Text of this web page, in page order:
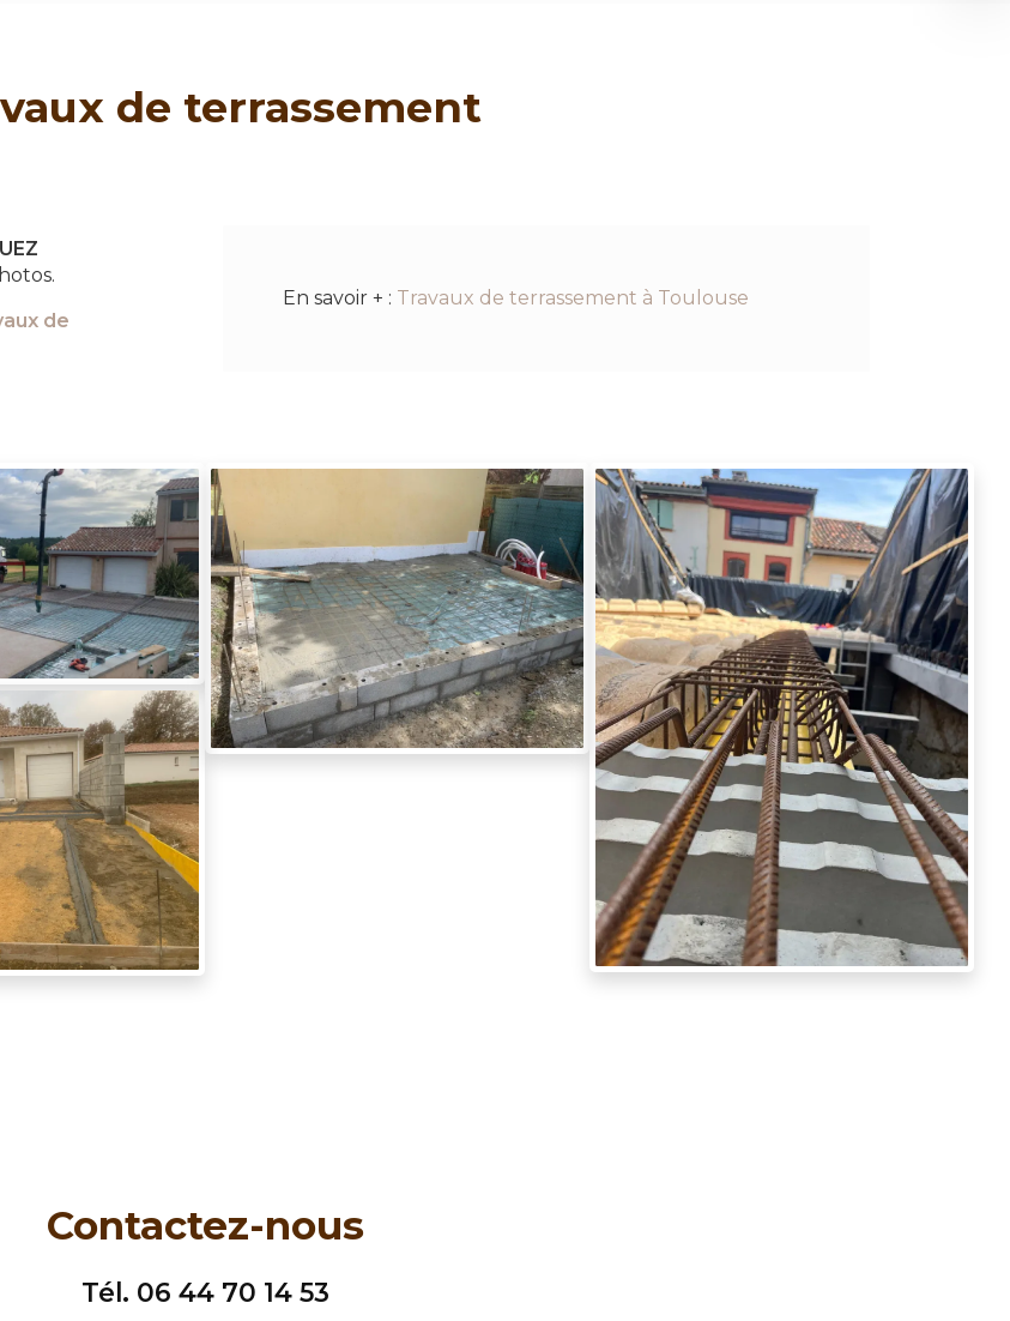
de terrassement
de
En savoir + : Travaux de terrassement à Toulouse
Contactez-nous
Tél. 06 44 70 14 53